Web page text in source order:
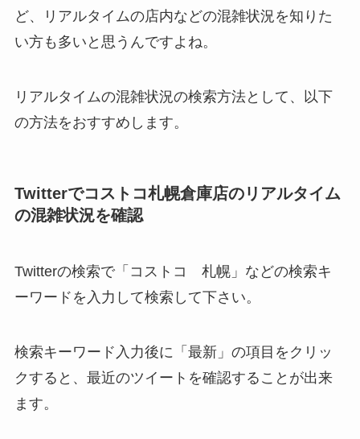
ど、リアルタイムの店内などの混雑状況を知りた
い方も多いと思うんですよね。
リアルタイムの混雑状況の検索方法として、以下
の方法をおすすめします。
Twitterでコストコ札幌倉庫店のリアルタイム
の混雑状況を確認
Twitterの検索で「コストコ 札幌」などの検索キ
ーワードを入力して検索して下さい。
検索キーワード入力後に「最新」の項目をクリッ
クすると、最近のツイートを確認することが出来
ます。